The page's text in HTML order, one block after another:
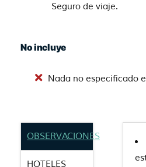
Seguro de viaje.
No incluye
Nada no especificado
OBSERVACIONES
HOTELES